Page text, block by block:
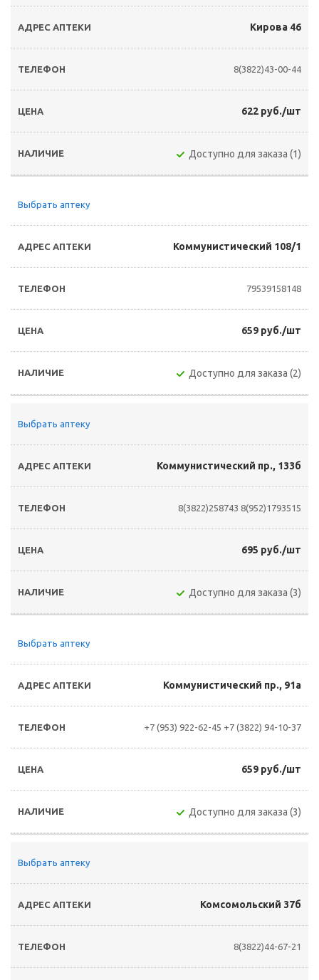
Кирова 46
8(3822)43-00-44
622 руб./шт
Доступно для заказа (1)
Выбрать аптеку
Коммунистический 108/1
79539158148
659 руб./шт
Доступно для заказа (2)
Выбрать аптеку
Коммунистический пр., 133б
8(3822)258743 8(952)1793515
695 руб./шт
Доступно для заказа (3)
Выбрать аптеку
Коммунистический пр., 91а
+7 (953) 922-62-45 +7 (3822) 94-10-37
659 руб./шт
Доступно для заказа (3)
Выбрать аптеку
Комсомольский 37б
8(3822)44-67-21